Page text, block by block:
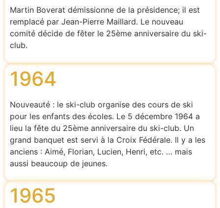
Martin Boverat démissionne de la présidence; il est
remplacé par Jean-Pierre Maillard. Le nouveau
comité décide de fêter le 25ème anniversaire du ski-
club.
1964
Nouveauté : le ski-club organise des cours de ski
pour les enfants des écoles. Le 5 décembre 1964 a
lieu la fête du 25ème anniversaire du ski-club. Un
grand banquet est servi à la Croix Fédérale. Il y a les
anciens : Aimé, Florian, Lucien, Henri, etc. … mais
aussi beaucoup de jeunes.
1965